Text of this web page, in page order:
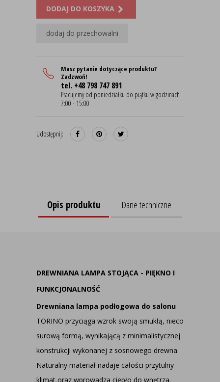
DODAJ DO KOSZYKA
dodaj do przechowalni
Masz pytanie dotyczące produktu?
Zadzwoń!
tel. +48 798 747 891
Pracujemy od poniedziałku do piątku w godzinach
7:00 - 15:00
Udostępnij:
Opis produktu Dane techniczne
DREWNIANA LAMPA STOJĄCA - PIĘKNO I
FUNKCJONALNOŚĆ
Drewniana lampa podłogowa do salonu
TORINO przyciąga wzrok swoją smukłą, nieco
surową formą, wynikającą z minimalistycznej
konstrukcji wykonanej z sosnowego drewna.
Naturalny materiał nadaje całości przytulny
klimat oraz wprowadza ciepło do wnętrza.